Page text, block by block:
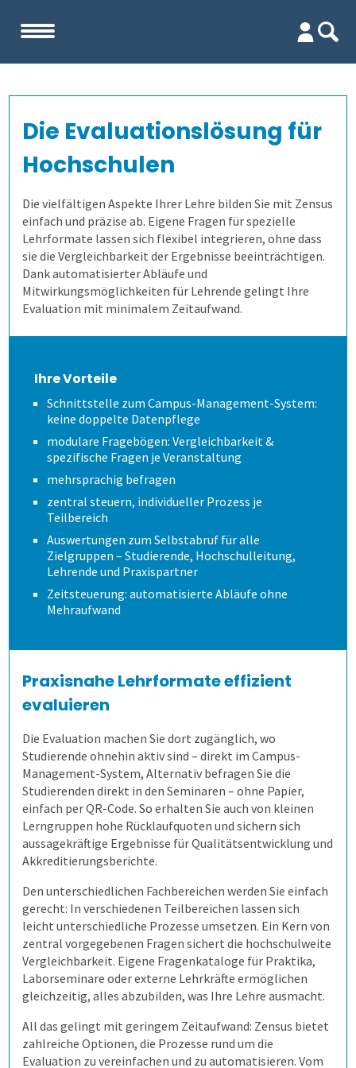
Unternehmen
Firma
Kennenlernen
Datenschutz
Karriere
Nachrichten
Newsletter
Wofür ist es gut?
Lehrevaluation
Internationale Studiengänge
Online Evaluieren
Auf Papier evaluieren
Online in Präsenz
Wer erfährt was, und wie?
Ergebnisse
Auswertungen je Zielgruppe
Mit Selbstbauprinzip
Interaktive Statistik
Mehr aus Daten herausholen
Datensparsamkeit
Gezielt führen
Modulare Fragebögen
Zeitsteuerung
Lehrende helfen mit
Bewährtes teilen
Sicherer Zugang
Wandel im Blick behalten
Fernsteuerung
Wem kann es helfen?
Volkshochschulen
Berufliche Weiterbildung
Universitäten
Hochschulen
Duales Studium
Kunst und Musik
Allen, die evaluieren!
Wie kommen die Daten dorthin?
Stud.ip
individuelle Lösung
academyFIVE
Wie fangen wir an?
Cloud oder vor Ort
Leichter Datenimport
Einstiegsschulungen
Prüfungen
Prüfungsprozess
1. Aufgaben verwalten
Befragungen
Befragung mit QuestorPro
Kontakt
Die Evaluationslösung für
Hochschulen
Die vielfältigen Aspekte Ihrer Lehre bilden Sie mit Zensus
einfach und präzise ab. Eigene Fragen für spezielle
Lehrformate lassen sich flexibel integrieren, ohne dass
sie die Vergleichbarkeit der Ergebnisse beeinträchtigen.
Dank automatisierter Abläufe und
Mitwirkungsmöglichkeiten für Lehrende gelingt Ihre
Evaluation mit minimalem Zeitaufwand.
Ihre Vorteile
Schnittstelle zum Campus-Management-System:
keine doppelte Datenpflege
modulare Fragebögen: Vergleichbarkeit &
spezifische Fragen je Veranstaltung
mehrsprachig befragen
zentral steuern, individueller Prozess je
Teilbereich
Auswertungen zum Selbstabruf für alle
Zielgruppen – Studierende, Hochschulleitung,
Lehrende und Praxispartner
Zeitsteuerung: automatisierte Abläufe ohne
Mehraufwand
Praxisnahe Lehrformate effizient
evaluieren
Die Evaluation machen Sie dort zugänglich, wo
Studierende ohnehin aktiv sind – direkt im Campus-
Management-System, Alternativ befragen Sie die
Studierenden direkt in den Seminaren – ohne Papier,
einfach per QR-Code. So erhalten Sie auch von kleinen
Lerngruppen hohe Rücklaufquoten und sichern sich
aussagekräftige Ergebnisse für Qualitätsentwicklung und
Akkreditierungsberichte.
Den unterschiedlichen Fachbereichen werden Sie einfach
gerecht: In verschiedenen Teilbereichen lassen sich
leicht unterschiedliche Prozesse umsetzen. Ein Kern von
zentral vorgegebenen Fragen sichert die hochschulweite
Vergleichbarkeit. Eigene Fragenkataloge für Praktika,
Laborseminare oder externe Lehrkräfte ermöglichen
gleichzeitig, alles abzubilden, was Ihre Lehre ausmacht.
All das gelingt mit geringem Zeitaufwand: Zensus bietet
zahlreiche Optionen, die Prozesse rund um die
Evaluation zu vereinfachen und zu automatisieren. Vom